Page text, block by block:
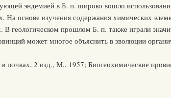
эндемией в Б. п. широко вошло
основе изучения содержания химических
геологическом прошлом Б. п. также играли
может многое объяснить в эволюции
почвах, 2 изд., М., 1957; Биогеохимические